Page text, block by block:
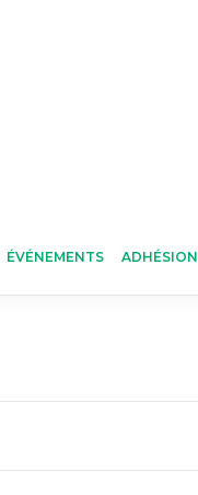
ÉVÉNEMENTS ADHÉSION